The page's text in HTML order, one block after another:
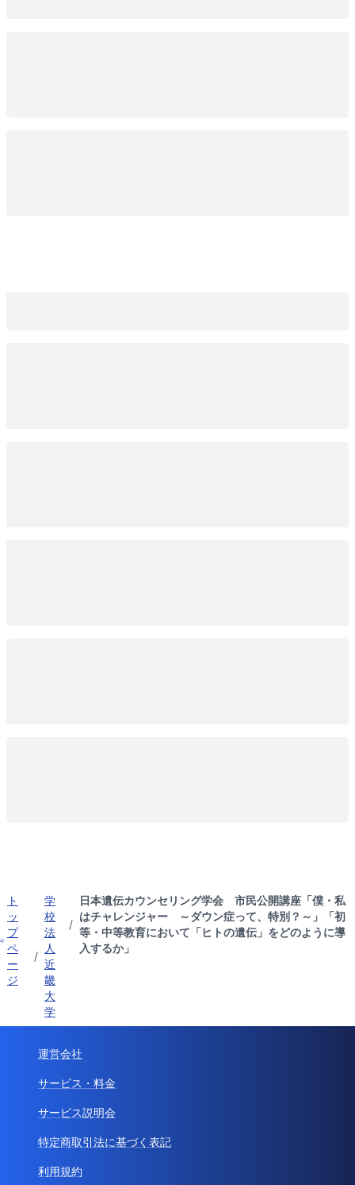
ト
ッ
プ
ペ
ー
ジ
/
学
校
法
人
近
畿
大
学
/
日本遺伝カウンセリング学会 市民公開講座「僕・私
はチャレンジャー ～ダウン症って、特別？～」「初
等・中等教育において「ヒトの遺伝」をどのように導
入するか」
運営会社
サービス・料金
サービス説明会
特定商取引法に基づく表記
利用規約